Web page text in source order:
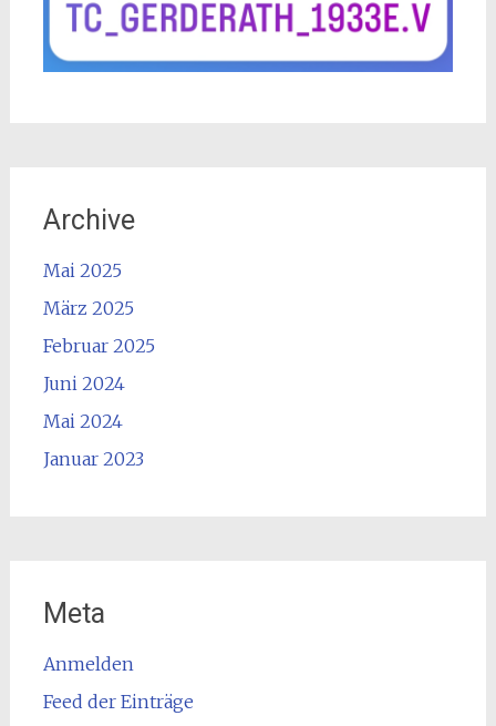
Archive
Mai 2025
März 2025
Februar 2025
Juni 2024
Mai 2024
Januar 2023
Meta
Anmelden
Feed der Einträge